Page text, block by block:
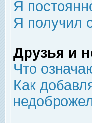
Я
Я получил
Друзья и
Что
Как